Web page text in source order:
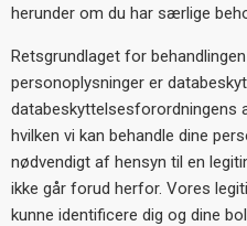
herunder om du har særlige
Retsgrundlaget for
personoplysninger er
databeskyttelsesforordningens
hvilken vi kan behandle dine
nødvendigt af hensyn til en
ikke går forud herfor. Vores
kunne identificere dig og dine